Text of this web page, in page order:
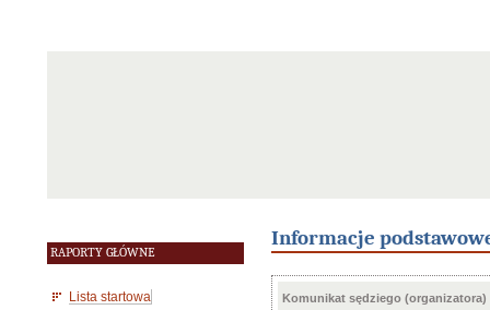
RAPORTY GŁÓWNE
Lista startowa
Informacje
Komunikat sędziego (organizatora)